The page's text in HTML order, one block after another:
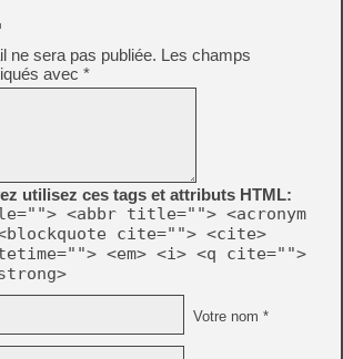
ne sera pas publiée. Les champs
avec *
utilisez ces tags et attributs HTML:
<abbr title=""> <acronym
cite=""> <cite>
<em> <i> <q cite="">
Votre nom *